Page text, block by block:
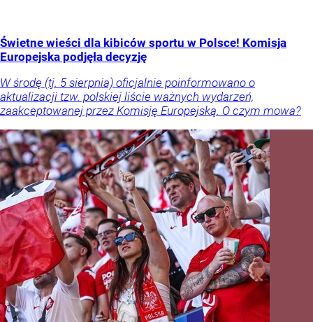
Świetne wieści dla kibiców sportu w Polsce! Komisja
Europejska podjęła decyzję
W środę (tj. 5 sierpnia) oficjalnie poinformowano o
aktualizacji tzw. polskiej liście ważnych wydarzeń,
zaakceptowanej przez Komisję Europejską. O czym mowa?